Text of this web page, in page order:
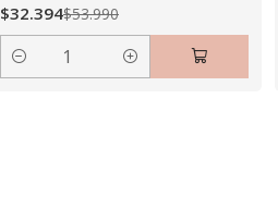
$32.394$53.990
Cantidad